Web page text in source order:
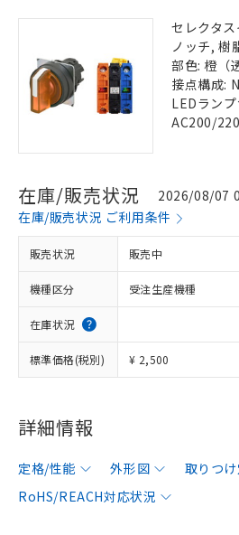
セレクタ
ノッチ, 樹
部色: 橙（
接点構成:
LEDラン
AC200/
在庫/販売状況
2026/08/07
在庫/販売状況 ご利用条件
販売状況 販売中
機種区分 受注生産機種
在庫状況
標準価格(税別) ¥ 2,500
詳細情報
定格/性能 外形図 取りつ
RoHS/REACH対応状況